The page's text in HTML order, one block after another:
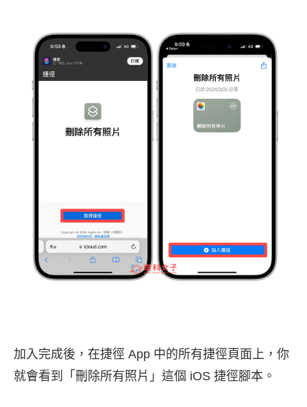
加入完成後，在捷徑 App 中的所有捷徑頁面上，你
就會看到「刪除所有照片」這個 iOS 捷徑腳本。